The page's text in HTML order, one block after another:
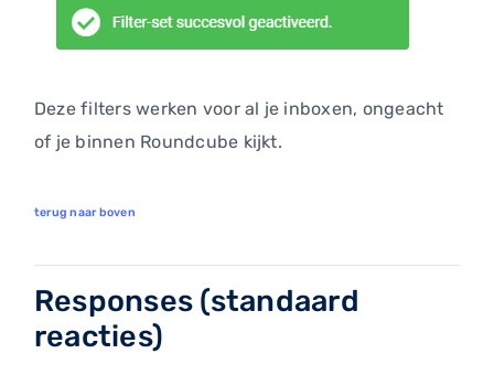
Deze filters werken voor al je inboxen, ongeacht
of je binnen Roundcube kijkt.
terug naar boven
Responses (standaard
reacties)